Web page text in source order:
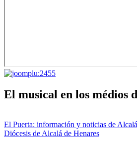
El musical en los médios
El Puerta: información y noticias de
Diócesis de Alcalá de Henares